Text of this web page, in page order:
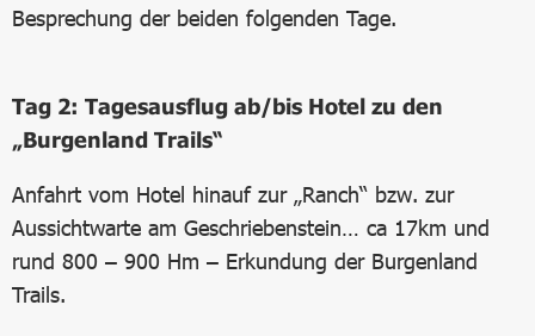
Besprechung der beiden folgenden Tage.
Tag 2: Tagesausflug ab/bis Hotel zu den
„Burgenland Trails“
Anfahrt vom Hotel hinauf zur „Ranch“ bzw. zur
Aussichtwarte am Geschriebenstein… ca 17km und
rund 800 – 900 Hm – Erkundung der Burgenland
Trails.